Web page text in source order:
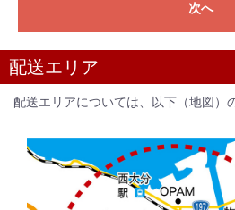
次へ
配送エリア
配送エリアについては、以下（地図）